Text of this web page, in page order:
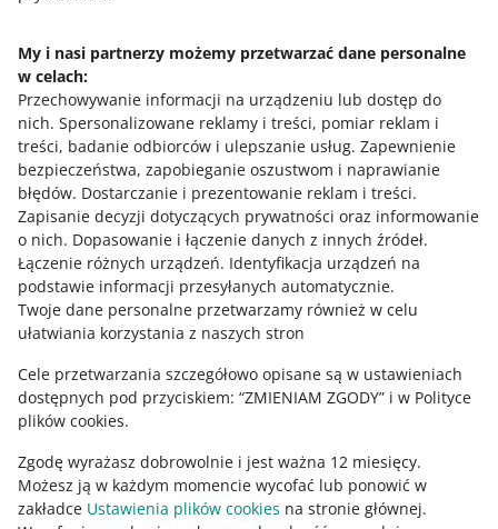
My i nasi partnerzy możemy przetwarzać dane personalne
w celach:
Przechowywanie informacji na urządzeniu lub dostęp do
nich. Spersonalizowane reklamy i treści, pomiar reklam i
treści, badanie odbiorców i ulepszanie usług. Zapewnienie
bezpieczeństwa, zapobieganie oszustwom i naprawianie
błędów. Dostarczanie i prezentowanie reklam i treści.
Zapisanie decyzji dotyczących prywatności oraz informowanie
o nich. Dopasowanie i łączenie danych z innych źródeł.
Łączenie różnych urządzeń. Identyfikacja urządzeń na
podstawie informacji przesyłanych automatycznie.
Twoje dane personalne przetwarzamy również w celu
ułatwiania korzystania z naszych stron
Cele przetwarzania szczegółowo opisane są w ustawieniach
dostępnych pod przyciskiem: “ZMIENIAM ZGODY” i w Polityce
plików cookies.
Zgodę wyrażasz dobrowolnie i jest ważna 12 miesięcy.
Możesz ją w każdym momencie wycofać lub ponowić w
zakładce Ustawienia plików cookies na stronie głównej.
z 2
Potrzebujesz pomocy?
SKONTAKTUJ SIĘ Z NAMI